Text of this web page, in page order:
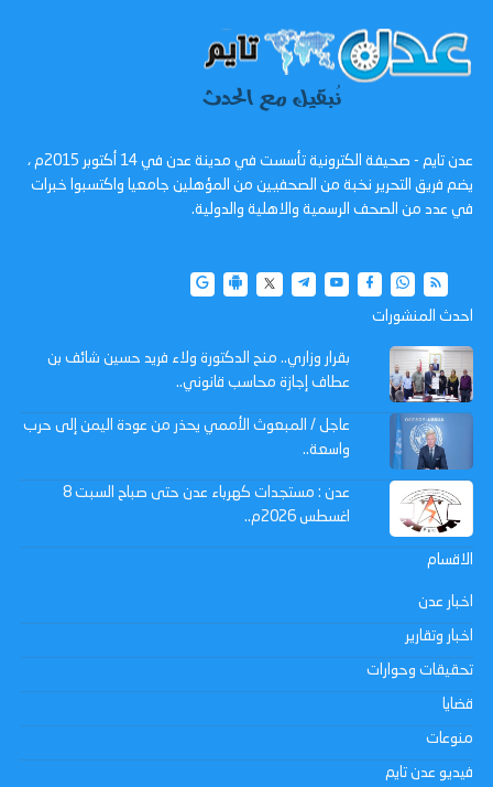
عدن تايم - صحيفة الكترونية تأسست في مدينة عدن في 14 أكتوبر 2015م ،
يضم فريق التحرير نخبة من الصحفيين من المؤهلين جامعيا واكتسبوا خبرات
في عدد من الصحف الرسمية والاهلية والدولية.
احدث المنشورات
بقرار وزاري.. منح الدكتورة ولاء فريد حسين شائف بن
عطاف إجازة محاسب قانوني..
عاجل / المبعوث الأممي يحذر من عودة اليمن إلى حرب
واسعة..
عدن : مستجدات كهرباء عدن حتى صباح السبت 8
اغسطس 2026م..
الاقسام
اخبار عدن
اخبار وتقارير
تحقيقات وحوارات
قضايا
منوعات
فيديو عدن تايم